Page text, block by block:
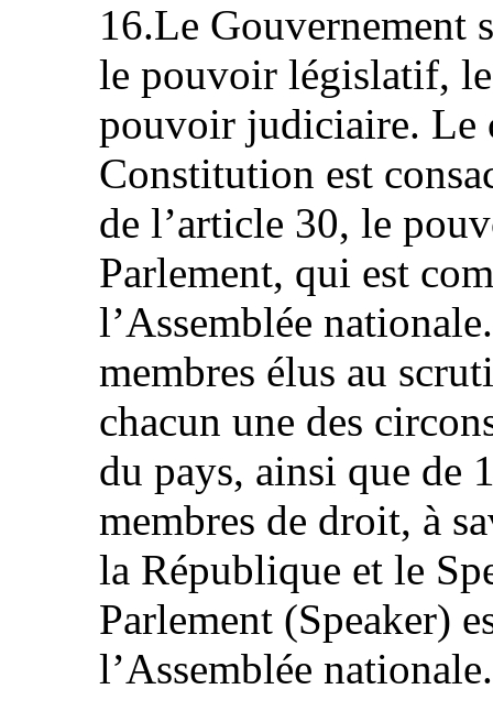
16.Le Gouvernement
le pouvoir législatif,
pouvoir judiciaire. Le
Constitution est
de l’article 30, le
Parlement, qui est
l’Assemblée
membres élus au
chacun une des
du pays, ainsi que de
membres de droit, à
la République et le
Parlement (Speaker)
l’Assemblée nationale.